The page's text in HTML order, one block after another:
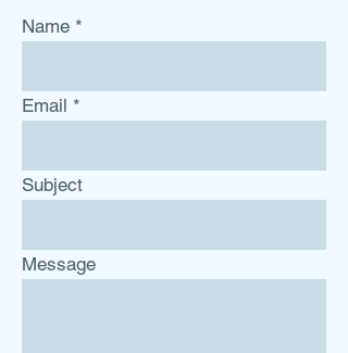
Name
Email
Subject
Message